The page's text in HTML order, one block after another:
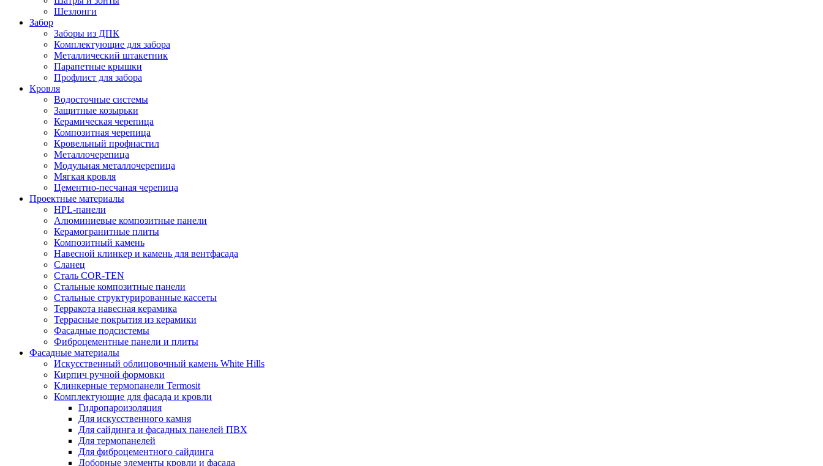
Шезлонги
Забор
Заборы из ДПК
Комплектующие для забора
Металлический штакетник
Парапетные крышки
Профлист для забора
Кровля
Водосточные системы
Защитные козырьки
Керамическая черепица
Композитная черепица
Кровельный профнастил
Металлочерепица
Модульная металлочерепица
Мягкая кровля
Цементно-песчаная черепица
Проектные материалы
HPL-панели
Алюминиевые композитные панели
Керамогранитные плиты
Композитный камень
Навесной клинкер и камень для вентфасада
Сланец
Сталь COR-TEN
Стальные композитные панели
Стальные структурированные кассеты
Терракота навесная керамика
Террасные покрытия из керамики
Фасадные подсистемы
Фиброцементные панели и плиты
Фасадные материалы
Искусственный облицовочный камень White Hills
Кирпич ручной формовки
Клинкерные термопанели Termosit
Комплектующие для фасада и кровли
Гидропароизоляция
Для искусственного камня
Для сайдинга и фасадных панелей ПВХ
Для термопанелей
Для фиброцементного сайдинга
Доборные элементы кровли и фасада